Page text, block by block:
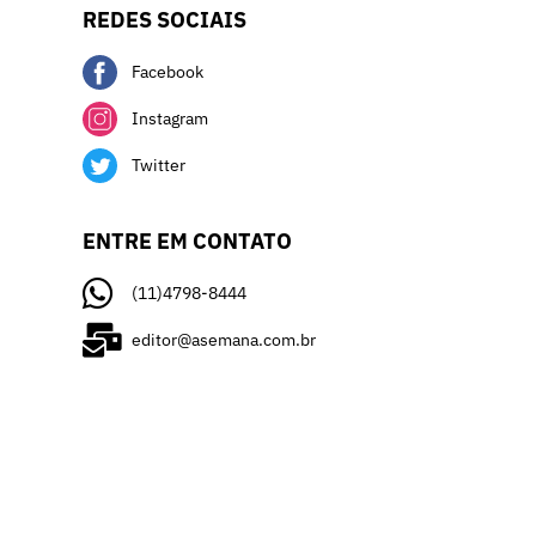
REDES SOCIAIS
Facebook
Instagram
Twitter
ENTRE EM CONTATO
(11)4798-8444
editor@asemana.com.br